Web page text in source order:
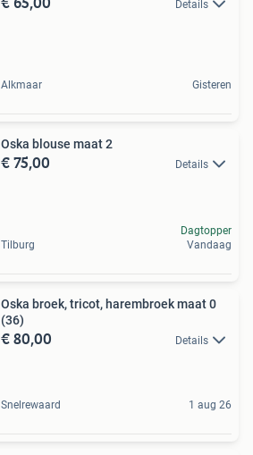
Details
Alkmaar Gisteren
Oska blouse maat 2
€ 75,00 Details
Tilburg
Dagtopper
Vandaag
Oska broek, tricot, harembroek maat 0
(36)
€ 80,00 Details
Snelrewaard 1 aug 26